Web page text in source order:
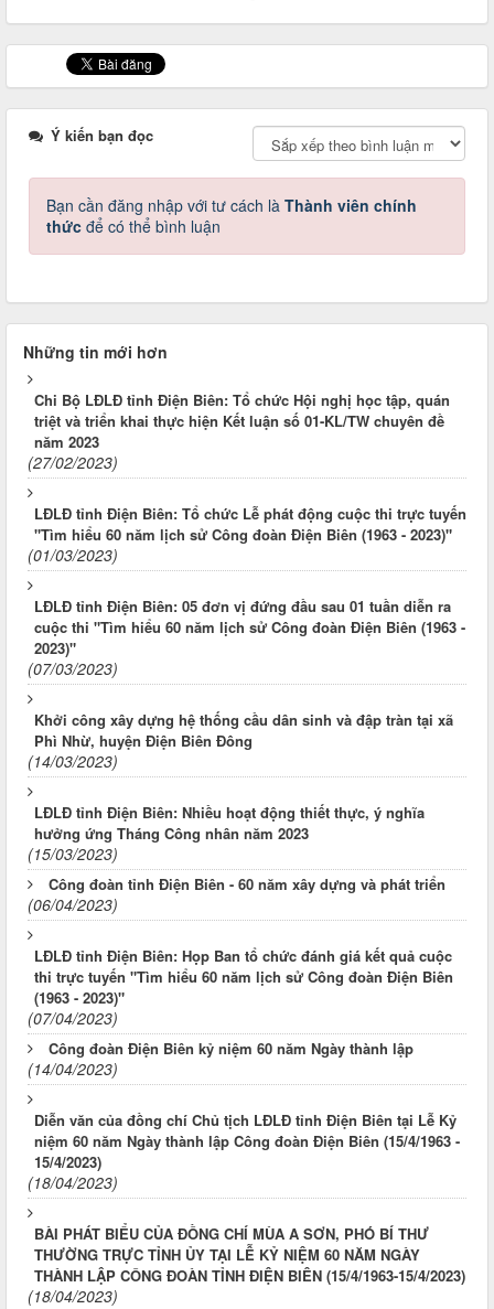
Ý kiến bạn đọc
Bạn cần đăng nhập với tư cách là Thành viên chính
thức để có thể bình luận
Những tin mới hơn
Chi Bộ LĐLĐ tỉnh Điện Biên: Tổ chức Hội nghị học tập, quán
triệt và triển khai thực hiện Kết luận số 01-KL/TW chuyên đề
năm 2023
(27/02/2023)
LĐLĐ tỉnh Điện Biên: Tổ chức Lễ phát động cuộc thi trực tuyến
"Tìm hiểu 60 năm lịch sử Công đoàn Điện Biên (1963 - 2023)"
(01/03/2023)
LĐLĐ tỉnh Điện Biên: 05 đơn vị đứng đầu sau 01 tuần diễn ra
cuộc thi "Tìm hiểu 60 năm lịch sử Công đoàn Điện Biên (1963 -
2023)"
(07/03/2023)
Khởi công xây dựng hệ thống cầu dân sinh và đập tràn tại xã
Phì Nhừ, huyện Điện Biên Đông
(14/03/2023)
LĐLĐ tỉnh Điện Biên: Nhiều hoạt động thiết thực, ý nghĩa
hưởng ứng Tháng Công nhân năm 2023
(15/03/2023)
Công đoàn tỉnh Điện Biên - 60 năm xây dựng và phát triển
(06/04/2023)
LĐLĐ tỉnh Điện Biên: Họp Ban tổ chức đánh giá kết quả cuộc
thi trực tuyến "Tìm hiểu 60 năm lịch sử Công đoàn Điện Biên
(1963 - 2023)"
(07/04/2023)
Công đoàn Điện Biên kỷ niệm 60 năm Ngày thành lập
(14/04/2023)
Diễn văn của đồng chí Chủ tịch LĐLĐ tỉnh Điện Biên tại Lễ Kỷ
niệm 60 năm Ngày thành lập Công đoàn Điện Biên (15/4/1963 -
15/4/2023)
(18/04/2023)
BÀI PHÁT BIỂU CỦA ĐỒNG CHÍ MÙA A SƠN, PHÓ BÍ THƯ
THƯỜNG TRỰC TỈNH ỦY TẠI LỄ KỶ NIỆM 60 NĂM NGÀY
THÀNH LẬP CÔNG ĐOÀN TỈNH ĐIỆN BIÊN (15/4/1963-15/4/2023)
(18/04/2023)